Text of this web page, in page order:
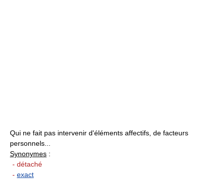
Qui ne fait pas intervenir d'éléments affectifs, de facteurs
personnels...
Synonymes :
- détaché
- exact